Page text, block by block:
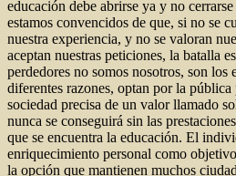
educación debe abrirse ya y no
estamos convencidos de que, si no se
nuestra experiencia, y no se valoran
aceptan nuestras peticiones, la batalla
perdedores no somos nosotros, son los
diferentes razones, optan por la
sociedad precisa de un valor llamado
nunca se conseguirá sin las
que se encuentra la educación. El
enriquecimiento personal como
la opción que mantienen muchos